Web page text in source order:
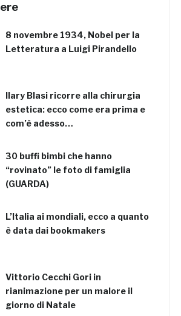
8 novembre 1934, Nobel per la
Letteratura a Luigi Pirandello
Ilary Blasi ricorre alla chirurgia
estetica: ecco come era prima e
com’è adesso…
30 buffi bimbi che hanno
“rovinato” le foto di famiglia
(GUARDA)
L’Italia ai mondiali, ecco a quanto
è data dai bookmakers
Vittorio Cecchi Gori in
rianimazione per un malore il
giorno di Natale